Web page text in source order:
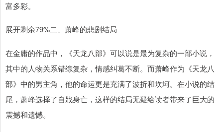
富多彩。
展开剩余79%二、萧峰的悲剧结局
在金庸的作品中，《天龙八部》可以说是最为复杂的一部小说，
其中的人物关系错综复杂，情感纠葛不断。而萧峰作为《天龙八
部》中的男主角，他的命运更是充满了波折和坎坷。在小说的结
尾，萧峰选择了自戕身亡，这样的结局无疑给读者带来了巨大的
震撼和遗憾。